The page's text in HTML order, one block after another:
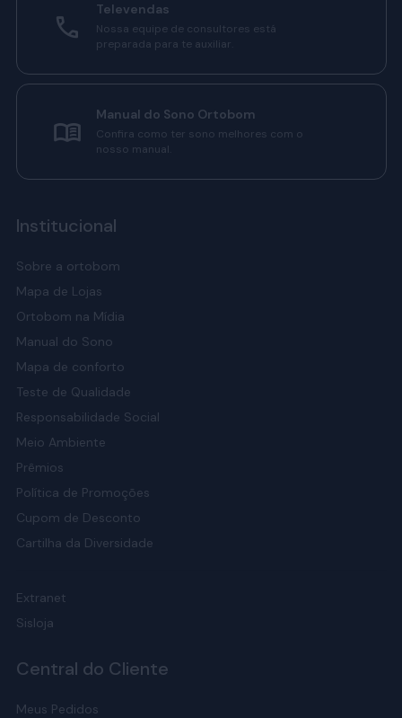
Televendas
Nossa equipe de consultores está
preparada para te auxiliar.
Manual do Sono Ortobom
Confira como ter sono melhores com o
nosso manual.
Institucional
Sobre a ortobom
Mapa de Lojas
Ortobom na Mídia
Manual do Sono
Mapa de conforto
Teste de Qualidade
Responsabilidade Social
Meio Ambiente
Prêmios
Política de Promoções
Cupom de Desconto
Cartilha da Diversidade
Extranet
Sisloja
Central do Cliente
Meus Pedidos